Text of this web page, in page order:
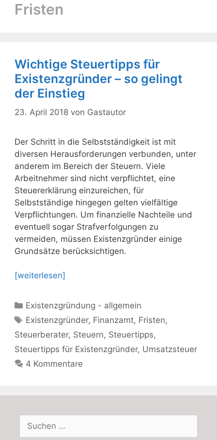
Fristen
Wichtige Steuertipps für
Existenzgründer – so gelingt
der Einstieg
23. April 2018 von Gastautor
Der Schritt in die Selbstständigkeit ist mit
diversen Herausforderungen verbunden, unter
anderem im Bereich der Steuern. Viele
Arbeitnehmer sind nicht verpflichtet, eine
Steuererklärung einzureichen, für
Selbstständige hingegen gelten vielfältige
Verpflichtungen. Um finanzielle Nachteile und
eventuell sogar Strafverfolgungen zu
vermeiden, müssen Existenzgründer einige
Grundsätze berücksichtigen.
[weiterlesen]
Kategorien
Existenzgründung - allgemein
Schlagwörter
Existenzgründer, Finanzamt, Fristen,
Steuerberater, Steuern, Steuertipps,
Steuertipps für Existenzgründer, Umsatzsteuer
4 Kommentare
Suchen
nach: